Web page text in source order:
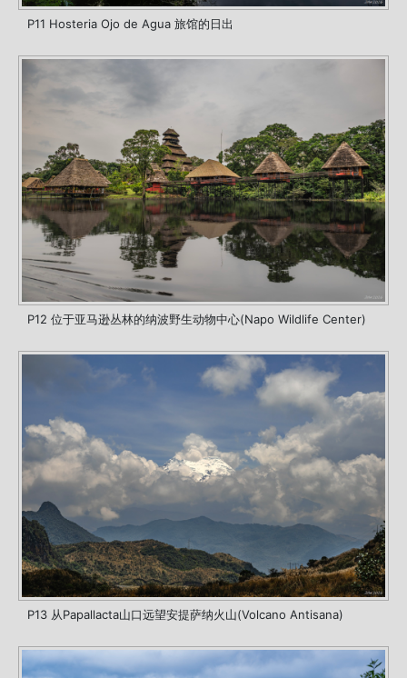
P11 Hosteria Ojo de Agua 旅馆的日出
P12 位于亚马逊丛林的纳波野生动物中心(Napo Wildlife Center)
P13 从Papallacta山口远望安提萨纳火山(Volcano Antisana)